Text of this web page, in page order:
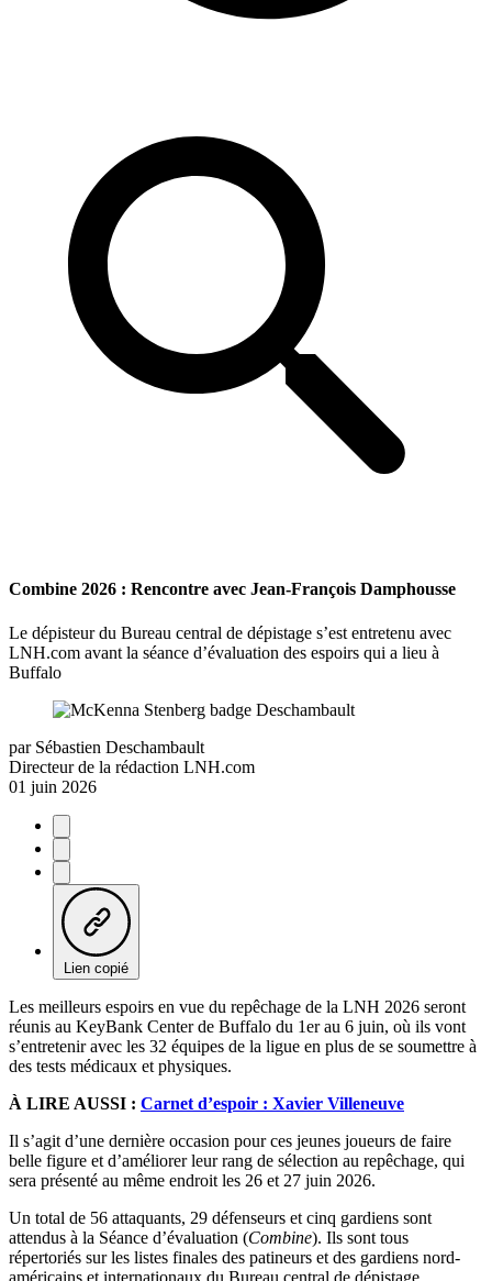
Combine 2026 : Rencontre avec Jean-François Damphousse
Le dépisteur du Bureau central de dépistage s’est entretenu avec
LNH.com avant la séance d’évaluation des espoirs qui a lieu à
Buffalo
par Sébastien Deschambault
Directeur de la rédaction LNH.com
01 juin 2026
Lien copié
Les meilleurs espoirs en vue du repêchage de la LNH 2026 seront
réunis au KeyBank Center de Buffalo du 1er au 6 juin, où ils vont
s’entretenir avec les 32 équipes de la ligue en plus de se soumettre à
des tests médicaux et physiques.
À LIRE AUSSI : Carnet d’espoir : Xavier Villeneuve
Il s’agit d’une dernière occasion pour ces jeunes joueurs de faire
belle figure et d’améliorer leur rang de sélection au repêchage, qui
sera présenté au même endroit les 26 et 27 juin 2026.
Un total de 56 attaquants, 29 défenseurs et cinq gardiens sont
attendus à la Séance d’évaluation (Combine). Ils sont tous
répertoriés sur les listes finales des patineurs et des gardiens nord-
américains et internationaux du Bureau central de dépistage.